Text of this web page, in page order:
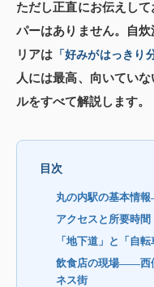
ただし正直にお伝えし
パーはありません。自
リアは
「好みがはっきり
人には最高、向いてい
ルをすべて解説します。
目次
丸の内駅の基本情
アクセスと所要時間
「地下道」と「自
飲食店の現場——西
ネス街